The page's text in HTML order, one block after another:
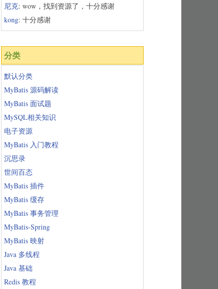
尼克: wow，找到资源了，十分感谢
kong: 十分感谢
分类
默认分类
MyBatis 源码解读
MyBatis 面试题
MySQL相关知识
电子资源
MyBatis 入门教程
沉思录
世间百态
MyBatis 插件
MyBatis 缓存
MyBatis 事务管理
MyBatis-Spring
MyBatis 映射
Java 多线程
Java 基础
Redis 教程